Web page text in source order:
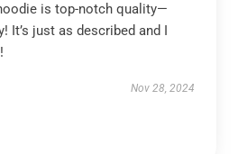
is top-notch quality—
It’s just as described and I
Nov 28, 2024